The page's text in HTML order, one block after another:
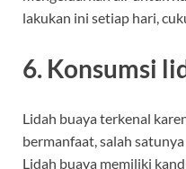
lakukan ini setiap hari,
6. Konsumsi
Lidah buaya terkenal
bermanfaat, salah
Lidah buaya memiliki